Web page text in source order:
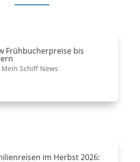
Frühbucherpreise bis
Mein Schiff News
im Herbst 2026: